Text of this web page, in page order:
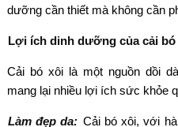
dưỡng cần thiết mà không cần
Lợi ích dinh dưỡng của cải bó
Cải bó xôi là một nguồn dồi
mang lại nhiều lợi ích sức khỏe
Làm đẹp da: Cải bó xôi, với